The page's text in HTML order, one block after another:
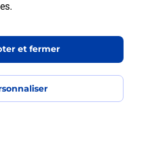
.
et fermer
numérisation ?